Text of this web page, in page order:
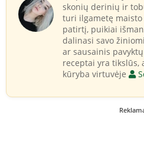
skonių derinių ir
turi ilgametę
patirtį, puikiai
dalinasi savo
ar sausainis
receptai yra tikslūs,
kūryba virtuvėje